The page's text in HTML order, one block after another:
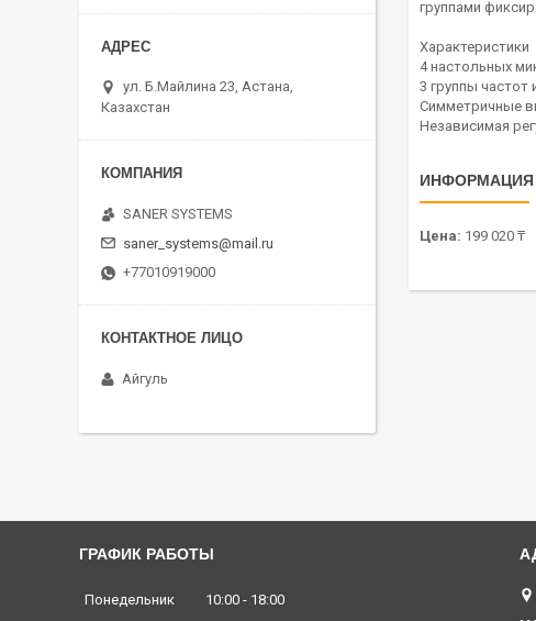
группами
Характеристики
4 настольных
3 группы частот
Симметричные
Независимая
ИНФОРМАЦИЯ
Цена: 199 020 ₸
ул. Б.Майлина 23, Астана,
Казахстан
SANER SYSTEMS
saner_systems@mail.ru
+77010919000
Айгуль
ГРАФИК РАБОТЫ
Понедельник 10:00 18:00